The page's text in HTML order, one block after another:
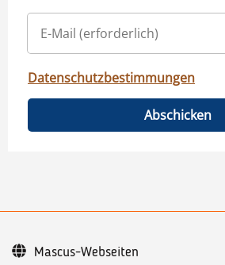
Datenschutzbestimmungen
Abschicken
Mascus-Webseiten